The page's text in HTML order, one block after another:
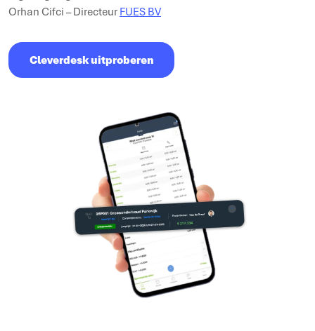
Orhan Cifci – Directeur FUES BV
Cleverdesk uitproberen